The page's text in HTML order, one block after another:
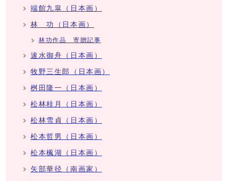
端館九皐（日本画）
林 功（日本画）
林功作品 寄贈記事
速水御舟（日本画）
牧野三生郎（日本画）
桝田隆一（日本画）
松林桂月（日本画）
松林雪貞（日本画）
松本哲男（日本画）
松本楓湖（日本画）
矢部華径（南画家）